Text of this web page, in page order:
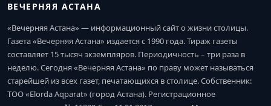
ВЕЧЕРНЯЯ АСТАНА
«Вечерняя Астана» — информационный сайт о жизни столицы.
Газета «Вечерняя Астана» издается с 1990 года. Тираж газеты
составляет 15 тысяч экземпляров. Периодичность – три раза в
неделю. Сегодня «Вечерняя Астана» по праву может называться
старейшей из всех газет, печатающихся в столице. Собственник:
ТОО «Elorda Aqparat» (город Астана). Регистрационное